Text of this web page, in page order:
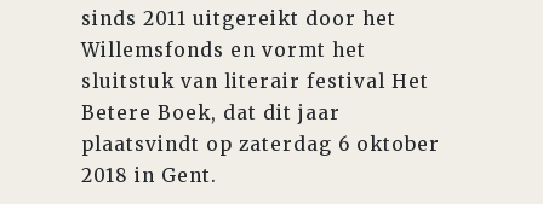
sinds 2011 uitgereikt door het
Willemsfonds en vormt het
sluitstuk van literair festival Het
Betere Boek, dat dit jaar
plaatsvindt op zaterdag 6 oktober
2018 in Gent.